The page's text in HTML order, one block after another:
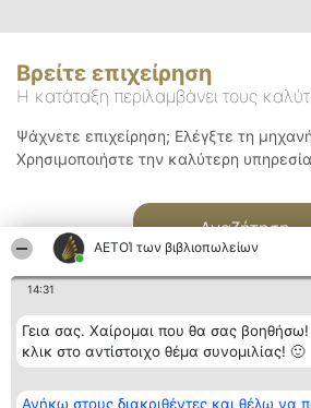
ΑΕΤΟΊ των βιβλιοπωλείων
14:31
Γεια σας. Χαίρομαι που θα σας
κλικ στο αντίστοιχο θέμα συνομιλίας! 🙂
Ανήκω στους διακριθέντες και θέλω να
Βρείτε επιχείρηση
Η κατάταξη περιλαμβάνει τους
Ψάχνετε επιχείρηση; Ελέγξτε τη
Χρησιμοποιήστε την καλύτερη υπηρεσία
Αναζήτηση
Διοργανωτής της
κατάταξης
Κατάταξη
Διακριθέντες